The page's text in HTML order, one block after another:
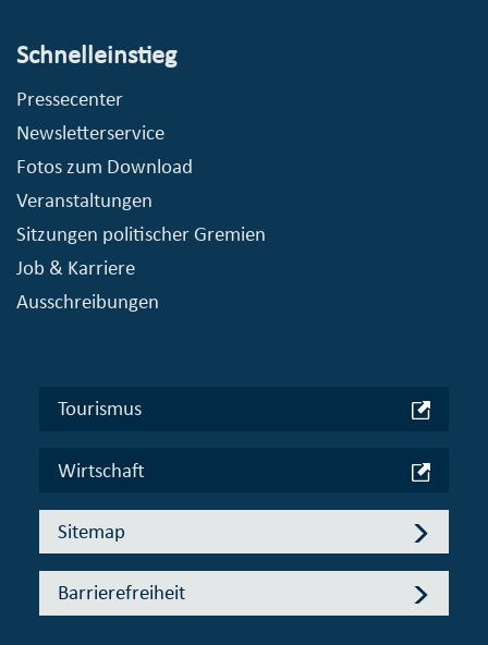
Schnelleinstieg
Pressecenter
Newsletterservice
Fotos zum Download
Veranstaltungen
Sitzungen politischer Gremien
Job & Karriere
Ausschreibungen
Tourismus
Wirtschaft
Sitemap
Barrierefreiheit